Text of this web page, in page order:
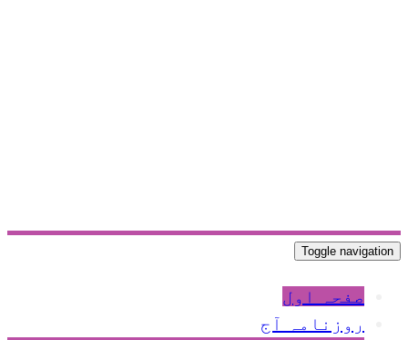
Toggle navigation
صفحہ اول
روزنامہ آج